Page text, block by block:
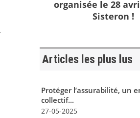
organisée le 28
Sisteron !
Articles les plus lus
Protéger l’assurabilité, un
collectif...
27-05-2025